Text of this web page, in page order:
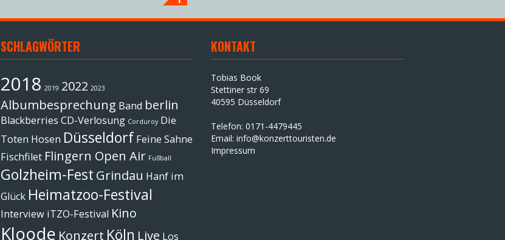
SCHLAGWÖRTER
2018 2019 2022 2023
Albumbesprechung Band berlin
Blackberries CD-Verlosung Corduroy Die
Toten Hosen Düsseldorf Feine Sahne
Fischfilet Flingern Open Air Fußball
Golzheim-Fest Grindau Hanf im
Glück Heimatzoo-Festival
Interview iTZO-Festival Kino
Kloode Konzert Köln Live Los
KONTAKT
Tobias Book
Stettiner str 69
40595 Düsseldorf
Telefon: 0171-4479445
Email:info@konzerttouristen.de
Impressum